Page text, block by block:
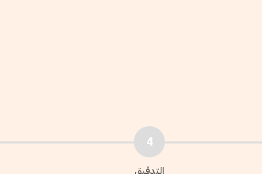
4
التدقيق